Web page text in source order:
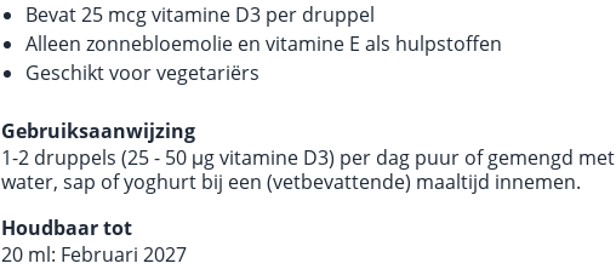
Bevat 25 mcg vitamine D3 per druppel
Alleen zonnebloemolie en vitamine E als hulpstoffen
Geschikt voor vegetariërs
Gebruiksaanwijzing
1-2 druppels (25 - 50 μg vitamine D3) per dag puur of gemengd met
water, sap of yoghurt bij een (vetbevattende) maaltijd innemen.
Houdbaar tot
20 ml: Februari 2027